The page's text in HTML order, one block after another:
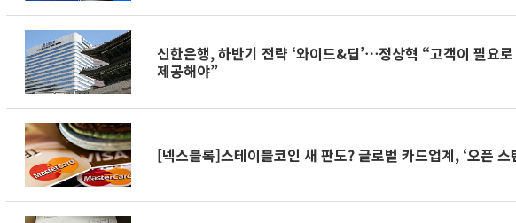
신한은행, 하반기 전략 ‘와이드&딥’⋯정상혁 “고객이 필요
제공해야”
[넥스블록]스테이블코인 새 판도? 글로벌 카드업계, ‘오픈 스